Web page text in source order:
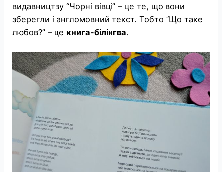
видавництву “Чорні вівці” – це те, що вони
зберегли і англомовний текст. Тобто “Що таке
любов?” – це книга-білінгва.